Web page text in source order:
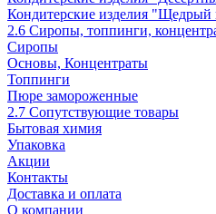
Кондитерские изделия "Щедрый
2.6 Сиропы, топпинги,
Сиропы
Основы, Концентраты
Топпинги
Пюре замороженные
2.7 Сопутствующие товары
Бытовая химия
Упаковка
Акции
Контакты
Доставка и оплата
О компании